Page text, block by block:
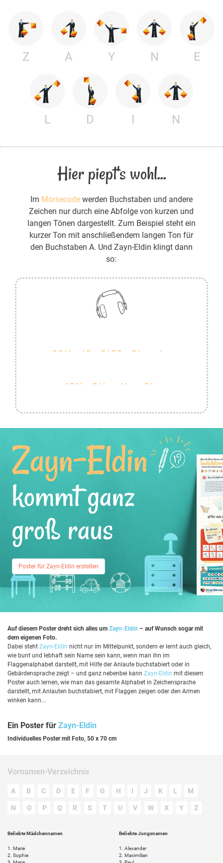
Z A Y N E
L D I N
Hier piept's wohl...
Im Morsecodewerden Buchstaben und andere
Zeichen nur durch eine Abfolge von kurzen und
langen Tönen dargestellt. Zum Beispiel steht ein
kurzer Ton mit anschließendem langen Ton für
den Buchstaben A. Und Zayn-Eldin klingt dann
so:
Zayn-Eldin
kommt ganz
groß raus
Poster für Zayn-Eldin erstellen
Auf diesem Poster dreht sich alles um Zayn-Eldin – auf Wunsch sogar mit
dem eigenen Foto.
Dabei steht Zayn-Eldin nicht nur im Mittelpunkt, sondern er lernt auch gleich,
wie bunt und lebhaft sein Name sein kann, wenn man ihn im
Flaggenalphabet darstellt, mit Hilfe der Anlaute buchstabiert oder in
Gebärdensprache zeigt – und ganz nebenbei kann Zayn-Eldin mit diesem
Poster auch lernen, wie man das gesamte Alphabet in Zeichensprache
darstellt, mit Anlauten buchstabiert, mit Flaggen zeigen oder den Armen
winken kann...
Ein Poster für Zayn-Eldin
Individuelles Poster mit Foto, 50 x 70 cm
Vornamen-Verzeichnis
A B C D E F G H I J K L M
N O P Q R S T U V W X Y Z
Beliebte Mädchennamen
1. Marie
2. Sophie
Beliebte Jungsnamen
1. Alexander
2. Maximilian